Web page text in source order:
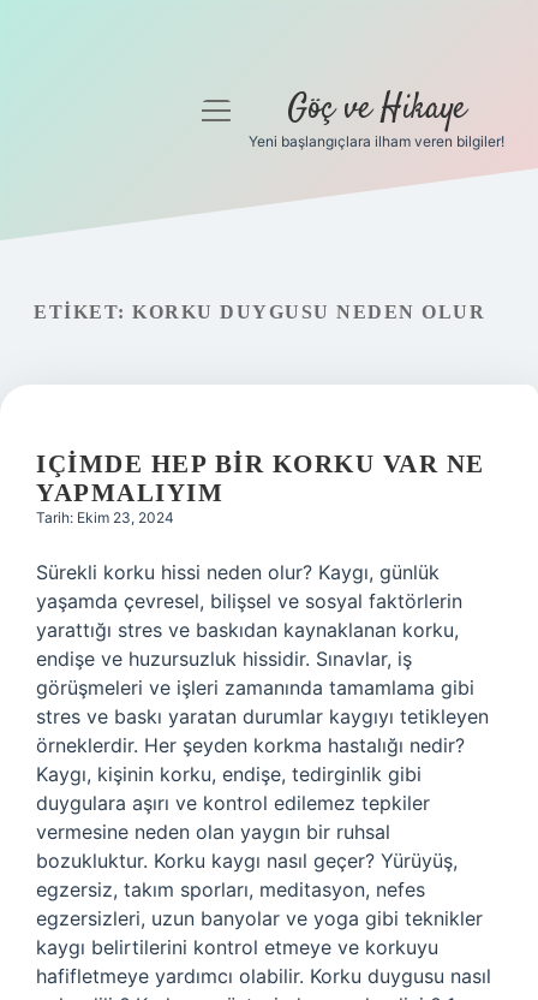
Gizlilik Politikası
menüyü
Göç ve Hikaye
Yeni başlangıçlara ilham veren bilgiler!
ETIKET: KORKU DUYGUSU NEDEN OLUR
IÇIMDE HEP BIR KORKU VAR NE
YAPMALIYIM
Tarih: Ekim 23, 2024
Sürekli korku hissi neden olur? Kaygı, günlük
yaşamda çevresel, bilişsel ve sosyal faktörlerin
yarattığı stres ve baskıdan kaynaklanan korku,
endişe ve huzursuzluk hissidir. Sınavlar, iş
görüşmeleri ve işleri zamanında tamamlama gibi
stres ve baskı yaratan durumlar kaygıyı tetikleyen
örneklerdir. Her şeyden korkma hastalığı nedir?
Kaygı, kişinin korku, endişe, tedirginlik gibi
duygulara aşırı ve kontrol edilemez tepkiler
vermesine neden olan yaygın bir ruhsal
bozukluktur. Korku kaygı nasıl geçer? Yürüyüş,
egzersiz, takım sporları, meditasyon, nefes
egzersizleri, uzun banyolar ve yoga gibi teknikler
kaygı belirtilerini kontrol etmeye ve korkuyu
hafifletmeye yardımcı olabilir. Korku duygusu nasıl